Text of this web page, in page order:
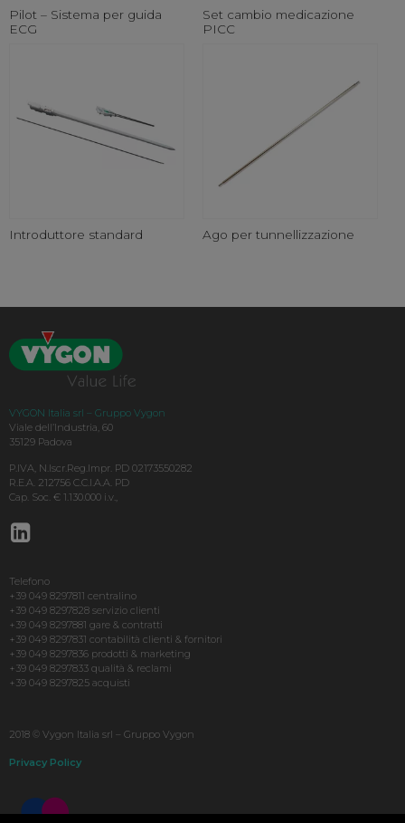
Pilot – Sistema per guida
ECG
Set cambio medicazione
PICC
Introduttore standard Ago per tunnellizzazione
VYGON Italia srl – Gruppo Vygon
Viale dell’Industria, 60
35129 Padova
P.IVA, N.Iscr.Reg.Impr. PD 02173550282
R.E.A. 212756 C.C.I.A.A. PD
Cap. Soc. € 1.130.000 i.v.,
Telefono
+39 049 8297811 centralino
+39 049 8297828 servizio clienti
+39 049 8297881 gare & contratti
+39 049 8297831 contabilità clienti & fornitori
+39 049 8297836 prodotti & marketing
+39 049 8297833 qualità & reclami
+39 049 8297825 acquisti
2018 © Vygon Italia srl – Gruppo Vygon
Privacy Policy